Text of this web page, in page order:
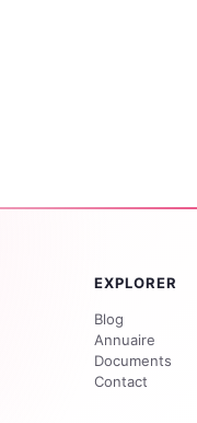
EXPLORER
Blog
Annuaire
Documents
Contact